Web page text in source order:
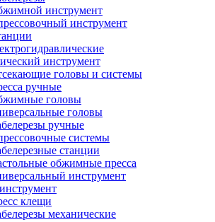
инструмент
инструмент
инструмент
головы и системы
ручные
головы
головы
ручные
системы
станции
обжимные пресса
инструмент
клещи
механические